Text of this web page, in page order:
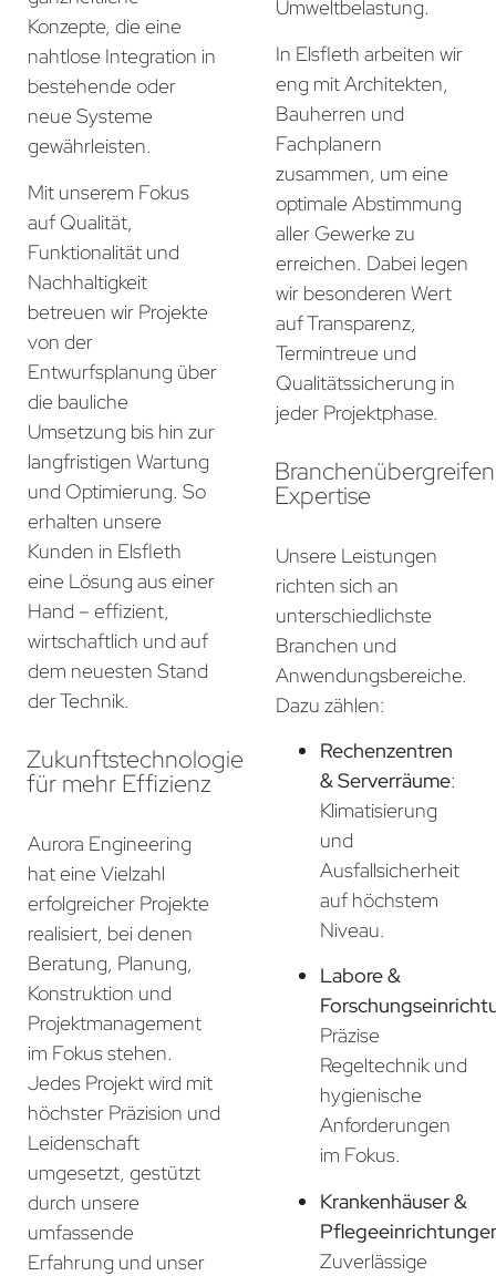
Konzepte, die eine
nahtlose Integration in
bestehende oder
neue Systeme
gewährleisten.
Mit unserem Fokus
auf Qualität,
Funktionalität und
Nachhaltigkeit
betreuen wir Projekte
von der
Entwurfsplanung über
die bauliche
Umsetzung bis hin zur
langfristigen Wartung
und Optimierung. So
erhalten unsere
Kunden in Elsfleth
eine Lösung aus einer
Hand – effizient,
wirtschaftlich und auf
dem neuesten Stand
der Technik.
Zukunftstechnologie
für mehr Effizienz
Aurora Engineering
hat eine Vielzahl
erfolgreicher Projekte
realisiert, bei denen
Beratung, Planung,
Konstruktion und
Projektmanagement
im Fokus stehen.
Jedes Projekt wird mit
höchster Präzision und
Leidenschaft
umgesetzt, gestützt
durch unsere
umfassende
Erfahrung und unser
Umweltbelastung.
In Elsfleth arbeiten wir
eng mit Architekten,
Bauherren und
Fachplanern
zusammen, um eine
optimale Abstimmung
aller Gewerke zu
erreichen. Dabei legen
wir besonderen Wert
auf Transparenz,
Termintreue und
Qualitätssicherung in
jeder Projektphase.
Expertise
Unsere Leistungen
richten sich an
unterschiedlichste
Branchen und
Anwendungsbereiche.
Dazu zählen:
Rechenzentren
& Serverräume:
Klimatisierung
und
Ausfallsicherheit
auf höchstem
Niveau.
Labore &
Präzise
Regeltechnik und
hygienische
Anforderungen
im Fokus.
Krankenhäuser &
Zuverlässige